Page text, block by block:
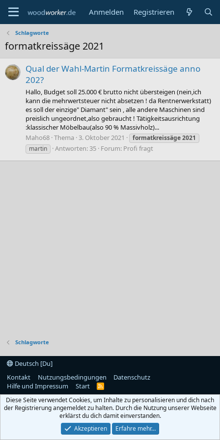
Anmelden Registrieren
Schlagworte
formatkreissäge 2021
Qual der Wahl-Martin Formatkreissäge anno
202?
Hallo, Budget soll 25.000 € brutto nicht übersteigen (nein,ich
kann die mehrwertsteuer nicht absetzen ! da Rentnerwerkstatt)
es soll der einzige" Diamant" sein , alle andere Maschinen sind
preislich ungeordnet,also gebraucht ! Tätigkeitsausrichtung
:klassischer Möbelbau(also 90 % Massivholz)...
Maho68 Thema 3. Oktober 2021 formatkreissäge2021
martin
Antworten: 35 Forum: Profi fragt
Schlagworte
Deutsch [Du]
Kontakt
Nutzungsbedingungen
Datenschutz
Hilfe und Impressum
Start
R
S
Diese Seite verwendet Cookies, um Inhalte zu personalisieren und dich nach
der Registrierung angemeldet zu halten. Durch die Nutzung unserer Webseite
erklärst du dich damit einverstanden.
Akzeptieren
Erfahre mehr…